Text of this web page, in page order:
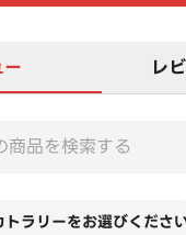
レ
ラリーをお選びくださ